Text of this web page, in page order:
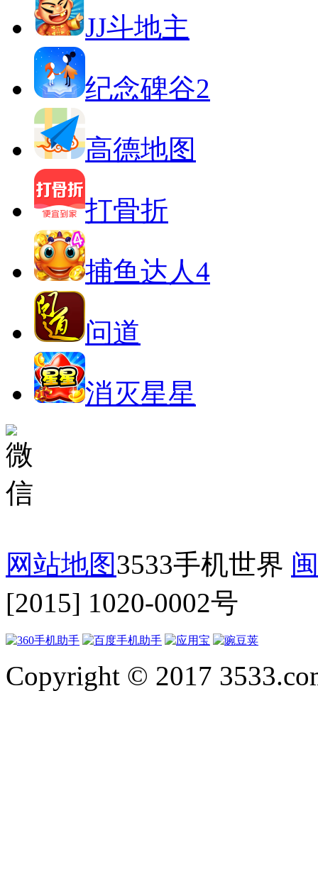
JJ斗地主
纪念碑谷2
高德地图
打骨折
捕鱼达人4
问道
消灭星星
网站地图3533手机世界
[2015] 1020-0002号
Copyright © 2017